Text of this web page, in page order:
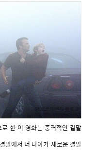
한 이 영화는 충격적인 결말
말에서 더 나아가 새로운 결말